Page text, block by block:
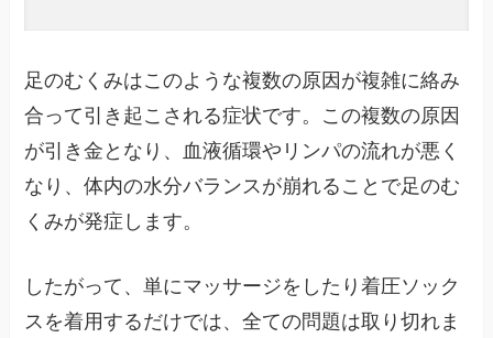
足のむくみはこのような複数の原因が複雑に絡み
合って引き起こされる症状です。この複数の原因
が引き金となり、血液循環やリンパの流れが悪く
なり、体内の水分バランスが崩れることで足のむ
くみが発症します。
したがって、単にマッサージをしたり着圧ソック
スを着用するだけでは、全ての問題は取り切れま